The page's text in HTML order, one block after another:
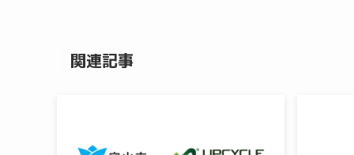
関連記事